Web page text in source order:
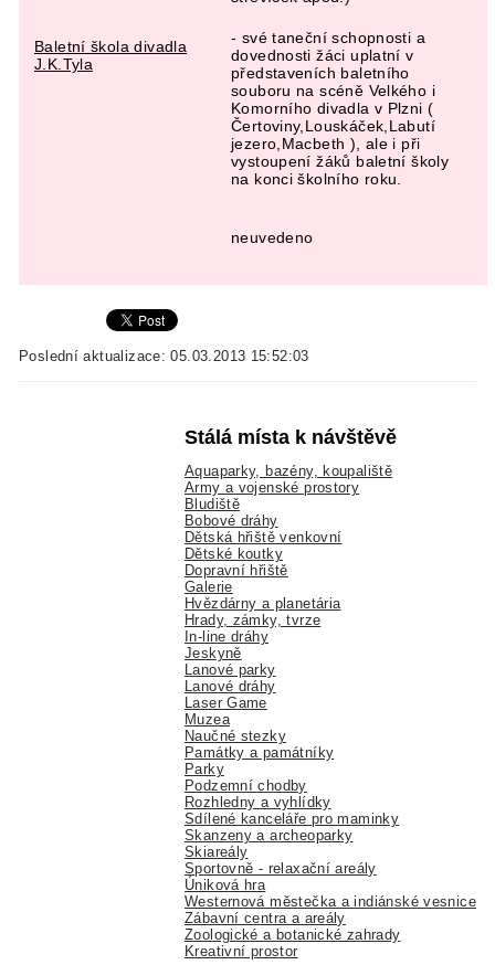
Baletní škola divadla
J.K.Tyla
- své taneční schopnosti a
dovednosti žáci uplatní v
představeních baletního
souboru na scéně Velkého i
Komorního divadla v Plzni (
Čertoviny,Louskáček,Labutí
jezero,Macbeth ), ale i při
vystoupení žáků baletní školy
na konci školního roku.
neuvedeno
Poslední aktualizace: 05.03.2013 15:52:03
Stálá místa k návštěvě
Aquaparky, bazény, koupaliště
Army a vojenské prostory
Bludiště
Bobové dráhy
Dětská hřiště venkovní
Dětské koutky
Dopravní hřiště
Galerie
Hvězdárny a planetária
Hrady, zámky, tvrze
In-line dráhy
Jeskyně
Lanové parky
Lanové dráhy
Laser Game
Muzea
Naučné stezky
Památky a památníky
Parky
Podzemní chodby
Rozhledny a vyhlídky
Sdílené kanceláře pro maminky
Skanzeny a archeoparky
Skiareály
Sportovně - relaxační areály
Úniková hra
Westernová městečka a indiánské vesnice
Zábavní centra a areály
Zoologické a botanické zahrady
Kreativní prostor